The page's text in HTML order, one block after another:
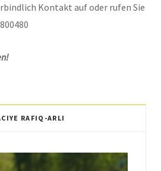
Kontakt auf oder rufen Sie
RAFIQ-ARLI